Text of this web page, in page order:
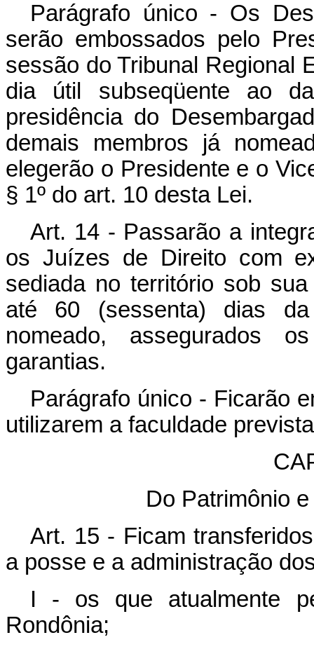
Parágrafo único - Os
serão embossados pelo
sessão do Tribunal Regional
dia útil subseqüente ao
presidência do
demais membros já
elegerão o Presidente e o
§ 1º do art. 10 desta Lei.
Art. 14 - Passarão a
os Juízes de Direito com
sediada no território sob
até 60 (sessenta) dias
nomeado, assegurados
garantias.
Parágrafo único - Ficarão
utilizarem a faculdade
Do Patrimônio
Art. 15 - Ficam
a posse e a administração
I - os que atualmente
Rondônia;